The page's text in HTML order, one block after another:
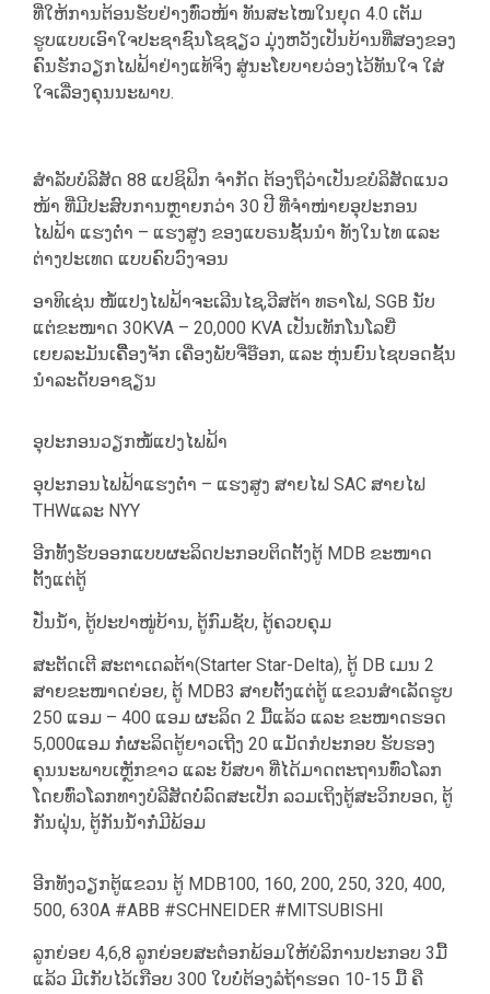
ທີ່ໃຫ້ການຕ້ອນຮັບຢ່າງທົ່ວໜ້າ ທັນສະໄໜໃນຍຸດ 4.0 ເຕັມ
ຮູບແບບເອົາໃຈປະຊາຊົນໂຊຊຽວ ມຸ່ງຫວັງເປັນບ້ານທີ່ສອງຂອງ
ຄົນຮັກວຽກໄຟຟ້າຢ່າງແທ້ຈິງ ສູ່ນະໂຍບາຍວ່ອງໄວ້ທັນໃຈ ໃສ່
ໃຈເລື່ອງຄຸນນະພາບ.
ສຳລັບບໍລິສັດ 88 ແປຊິຟິກ ຈຳກັດ ຕ້ອງຖຶວ່າເປັນຂບໍລິສັດແນວ
ໜ້າ ທີ່ມີປະສົບການຫຼາຍກວ່າ 30 ປີ ທີ່ຈຳໜ່າຍອຸປະກອນ
ໄຟຟ້າ ແຮງຕໍ່າ – ແຮງສູງ ຂອງແບຣນຊັ້ນນໍາ ທັງໃນໄທ ແລະ
ຕ່າງປະເທດ ແບບຄົບວົງຈອນ
ອາທິເຊ່ນ ໜໍ້ແປງໄຟຟ້າຈະເລີນໄຊ,ວີສຕ້າ ທຣາໂຟ, SGB ນັບ
ແຕ່ຂະໜາດ 30KVA – 20,000 KVA ເປັນເທັກໂນໂລຍີ່
ເຍຍລະມັນເຄື່ຶຶອງຈັກ ເຄື່ອງພັບຈີ່ອ໊ອກ, ແລະ ຫຸ່ນຍົນໄຊບອດຊັ້ນ
ນໍາລະດັບອາຊຽນ
ອຸປະກອນວຽກໜໍ້ແປງໄຟຟ້າ
ອຸປະກອນໄຟຟ້າແຮງຕໍ່າ – ແຮງສູງ ສາຍໄຟ SAC ສາຍໄຟ
THWແລະ NYY
ອີກທັ້ງຮັບອອກແບບຜະລິດປະກອບຕິດຕັ້ງຕູ້ MDB ຂະໜາດ
ຕັ້ງແຕ່ຕູ້
ປັ່ນນໍ້າ, ຕູ້ປະປາໜູ່ບ້ານ, ຕູ້ກົມຊັບ, ຕູ້ຄວບຄຸມ
ສະຕັດເຕີ ສະຕາເດລຕ້າ(Starter Star-Delta), ຕູ້ DB ເມນ 2
ສາຍຂະໜາດຍ່ອຍ, ຕູ້ MDB3 ສາຍຕັ້ງແຕ່ຕູ້ ແຂວນສຳເລັດຮູບ
250 ແອມ – 400 ແອມ ຜະລິດ 2 ມື້ແລ້ວ ແລະ ຂະໜາດຮອດ
5,000ແອມ ກໍ່ຜະລິດຕູ້ຍາວເຖີງ 20 ແມັດກໍປະກອບ ຮັບຮອງ
ຄຸນນະພາບເຫຼັກຂາວ ແລະ ບັສບາ ທີ່ໄດ້ມາດຕະຖານທົ່ວໂລກ
ໂດຍທົ່ວໂລກທາງບໍລີສັດບໍ່ລົດສະເປັກ ລວມເຖິງຕູ້ສະວິກບອດ, ຕູ້
ກັນຝຸ່ນ, ຕູ້ກັນນໍ້າກໍ່ມີພ້ອມ
ອີກທັງວຽກຕູ້ແຂວນ ຕູ້ MDB100, 160, 200, 250, 320, 400,
500, 630A #ABB #SCHNEIDER #MITSUBISHI
ລູກຍ່ອຍ 4,6,8 ລູກຍ່ອຍສະຕ໋ອກພ້ອມໃຫ້ບໍລິການປະກອບ 3ມື້
ແລ້ວ ມີເກັບໄວ້ເກືອບ 300 ໃບບໍ່ຕ້ອງລໍຖ້າຮອດ 10-15 ມື້ ຄື